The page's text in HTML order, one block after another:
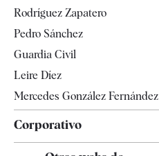
Televisión
Rodríguez Zapatero
Pedro Sánchez
Guardia Civil
Leire Díez
Mercedes González Fernández
Corporativo
Contacto